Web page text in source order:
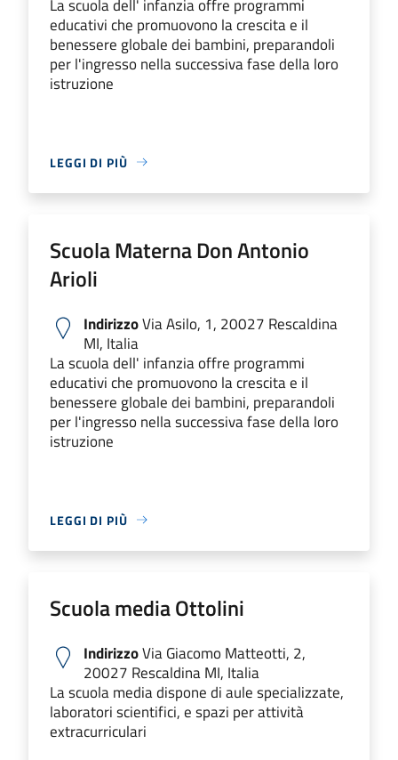
educativi che promuovono la crescita e il
benessere globale dei bambini, preparandoli
per l'ingresso nella successiva fase della loro
istruzione
LEGGI DI PIÙ
Scuola Materna Don Antonio
Arioli
IndirizzoVia Asilo, 1, 20027 Rescaldina
MI, Italia
La scuola dell' infanzia offre programmi
educativi che promuovono la crescita e il
benessere globale dei bambini, preparandoli
per l'ingresso nella successiva fase della loro
istruzione
LEGGI DI PIÙ
Scuola media Ottolini
IndirizzoVia Giacomo Matteotti, 2,
20027 Rescaldina MI, Italia
La scuola media dispone di aule specializzate,
laboratori scientifici, e spazi per attività
extracurriculari